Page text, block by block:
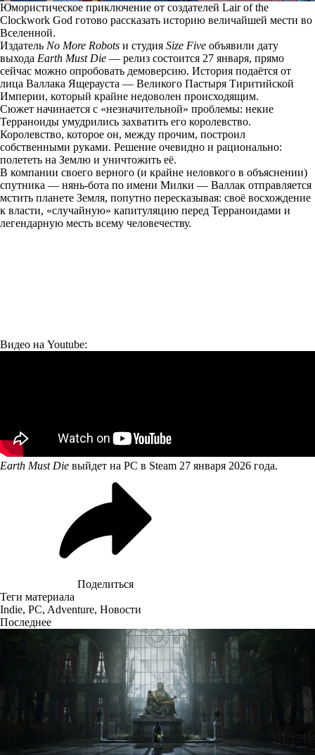
Юмористическое приключение от создателей Lair of the
Clockwork God готово рассказать историю величайшей мести во
Вселенной.
Издатель No More Robots и студия Size Five объявили дату
выхода Earth Must Die — релиз состоится 27 января, прямо
сейчас можно опробовать демоверсию. История подаётся от
лица Валлака Ящерауста — Великого Пастыря Тиритийской
Империи, который крайне недоволен происходящим.
Сюжет начинается с «незначительной» проблемы: некие
Терраноиды умудрились захватить его королевство.
Королевство, которое он, между прочим, построил
собственными руками. Решение очевидно и рационально:
полететь на Землю и уничтожить её.
В компании своего верного (и крайне неловкого в объяснении)
спутника — нянь-бота по имени Милки — Валлак отправляется
мстить планете Земля, попутно пересказывая: своё восхождение
к власти, «случайную» капитуляцию перед Терраноидами и
легендарную месть всему человечеству.
Видео на Youtube:
Earth Must Die выйдет на PC в Steam 27 января 2026 года.
Поделиться
Теги материала
Indie, PC, Adventure, Новости
Последнее